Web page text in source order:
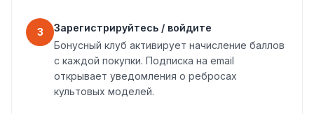
3
Зарегистрируйтесь / войдите
Бонусный клуб активирует начисление баллов
с каждой покупки. Подписка на email
открывает уведомления о ребросах
культовых моделей.